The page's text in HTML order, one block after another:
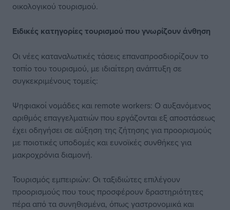
οικολογικού τουρισμού.
Ειδικές κατηγορίες τουρισμού που γνωρίζουν άνθηση
Οι νέες καταναλωτικές τάσεις επαναπροσδιορίζουν το
τοπίο του τουρισμού, με ιδιαίτερη ανάπτυξη σε
συγκεκριμένους τομείς:
Ψηφιακοί νομάδες και remote workers: Ο αυξανόμενος
αριθμός επαγγελματιών που εργάζονται εξ αποστάσεως
έχει οδηγήσει σε αύξηση της ζήτησης για προορισμούς
με ποιοτικές υποδομές και ευνοϊκές συνθήκες για
μακροχρόνια διαμονή.
Τουρισμός εμπειριών: Οι ταξιδιώτες επιλέγουν
προορισμούς που τους προσφέρουν δραστηριότητες
πέρα από τα συνηθισμένα, όπως γαστρονομικά και